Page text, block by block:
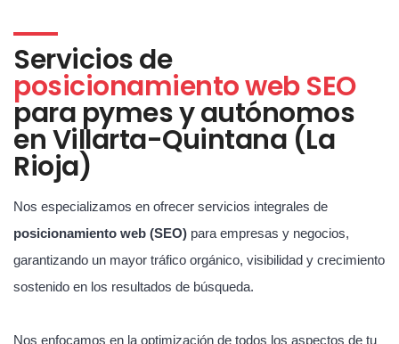
Servicios de
posicionamiento web SEO
para pymes y autónomos
en Villarta-Quintana (La
Rioja)
Nos especializamos en ofrecer servicios integrales de
posicionamiento web (SEO) para empresas y negocios,
garantizando un mayor tráfico orgánico, visibilidad y crecimiento
sostenido en los resultados de búsqueda.
Nos enfocamos en la optimización de todos los aspectos de tu